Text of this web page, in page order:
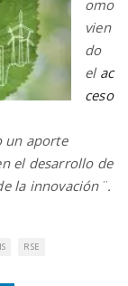
omo
vien
do
el ac
ceso
un aporte
el desarrollo de
la innovación¨.
RSE